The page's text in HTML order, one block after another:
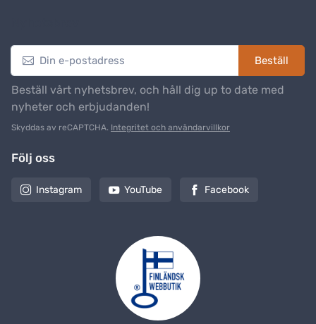
Beställ
Beställ vårt nyhetsbrev, och håll dig up to date med
nyheter och erbjudanden!
Skyddas av reCAPTCHA. Integritet och användarvillkor
Följ oss
Instagram YouTube Facebook